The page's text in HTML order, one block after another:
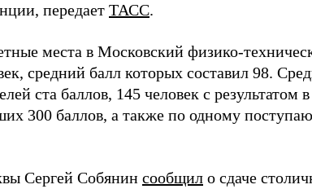
передает ТАСС.
места в Московский физико-
средний балл которых составил 98.
ста баллов, 145 человек с результатом
300 баллов, а также по одному
Сергей Собянин сообщил о сдаче